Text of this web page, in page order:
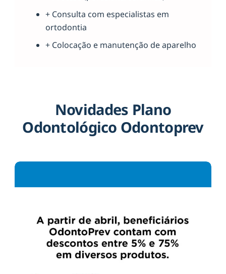
+ Consulta com especialistas em
ortodontia
+ Colocação e manutenção de aparelho
Novidades Plano
Odontológico Odontoprev